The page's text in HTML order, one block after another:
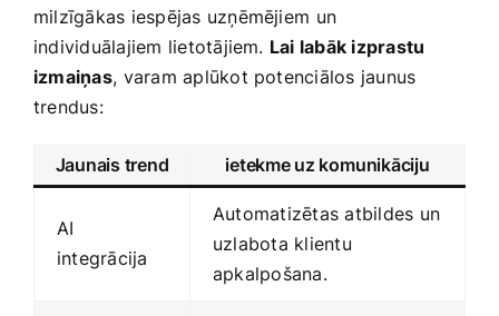
milzīgākas iespējas uzņēmējiem⁣ un
individuālajiem lietotājiem. Lai labāk izprastu
izmaiņas, ⁢varam ​aplūkot potenciālos jaunus
trendus:
Jaunais ‌trend ietekme uz⁤ komunikāciju
AI
integrācija
Automatizētas atbildes un
uzlabota klientu
apkalpošana.